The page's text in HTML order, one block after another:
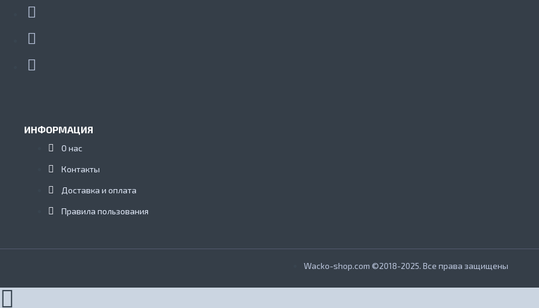
ИНФОРМАЦИЯ
О нас
Контакты
Доставка и оплата
Правила пользования
Wacko-shop.com ©2018-2025. Все права защищены